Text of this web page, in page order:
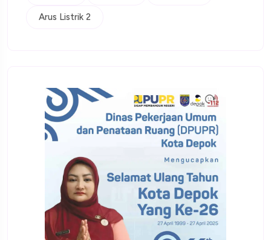
Arus Listrik 2